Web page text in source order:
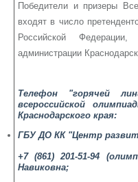
Победители и призеры
входят в число
Российской
администрации
Телефон "горячей
всероссийской
Краснодарского края:
ГБУ ДО КК "Центр
+7 (861) 201-51-94
Навиковна;